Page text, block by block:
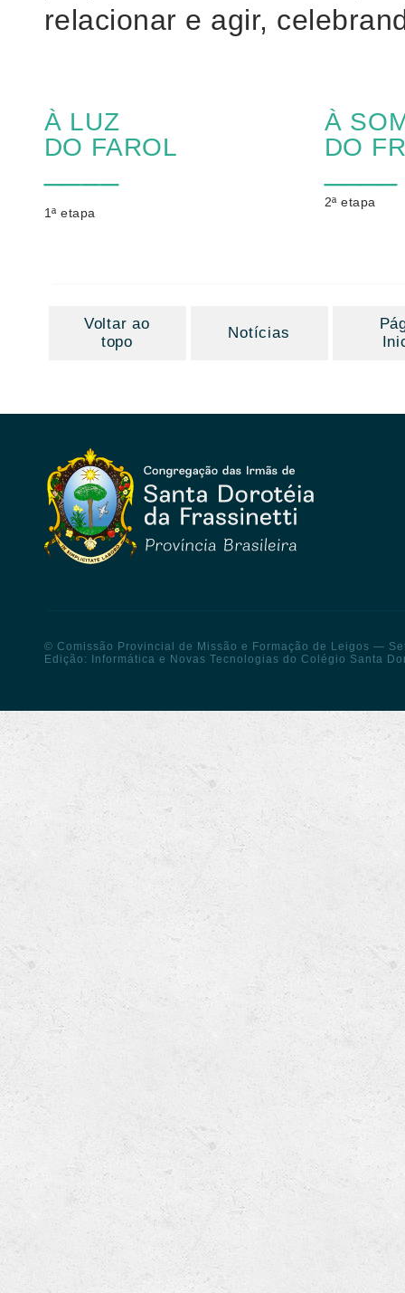
relacionar e agir,
À LUZ
DO FAROL
____
1ª etapa
À
DO
____
2ª etapa
Voltar ao
topo
Notícias
© Comissão Provincial de Missão e Formação de Leigos —
Edição: Informática e Novas Tecnologias do Colégio Santa